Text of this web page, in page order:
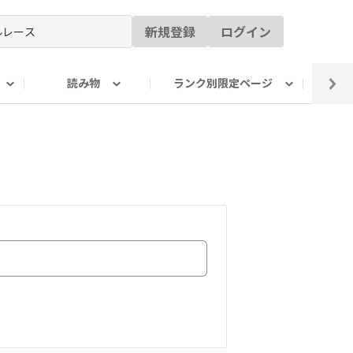
新規登録 ログイン
読み物 ランク別限定ページ